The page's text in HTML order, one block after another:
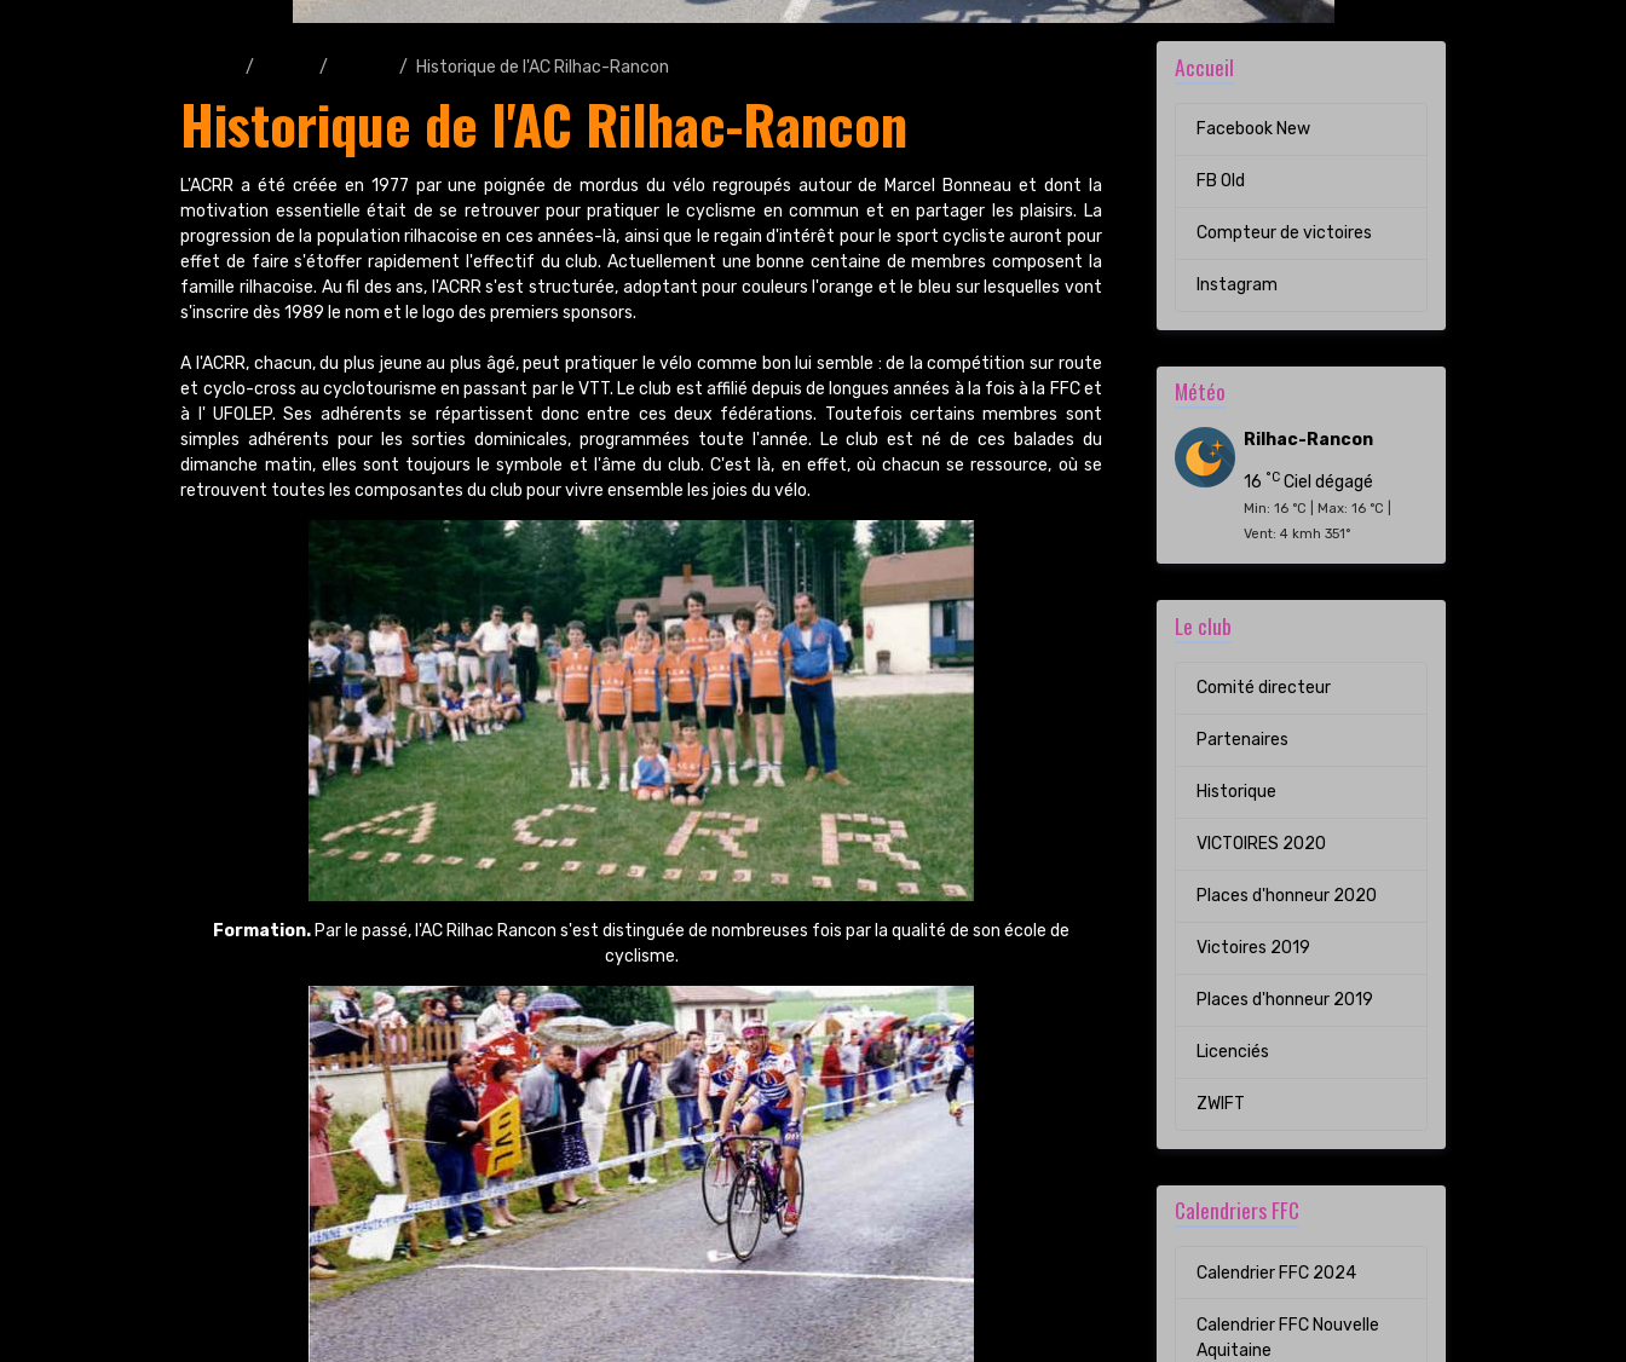
Historique de l'AC Rilhac-Rancon
Historique de l'AC Rilhac-Rancon
L'ACRR a été créée en 1977 par une poignée de mordus du vélo regroupés autour de Marcel Bonneau et dont la
motivation essentielle était de se retrouver pour pratiquer le cyclisme en commun et en partager les plaisirs. La
progression de la population rilhacoise en ces années-là, ainsi que le regain d'intérêt pour le sport cycliste auront pour
effet de faire s'étoffer rapidement l'effectif du club. Actuellement une bonne centaine de membres composent la
famille rilhacoise. Au fil des ans, l'ACRR s'est structurée, adoptant pour couleurs l'orange et le bleu sur lesquelles vont
s'inscrire dès 1989 le nom et le logo des premiers sponsors.
A l'ACRR, chacun, du plus jeune au plus âgé, peut pratiquer le vélo comme bon lui semble : de la compétition sur route
et cyclo-cross au cyclotourisme en passant par le VTT. Le club est affilié depuis de longues années à la fois à la FFC et
à l' UFOLEP. Ses adhérents se répartissent donc entre ces deux fédérations. Toutefois certains membres sont
simples adhérents pour les sorties dominicales, programmées toute l'année. Le club est né de ces balades du
dimanche matin, elles sont toujours le symbole et l'âme du club. C'est là, en effet, où chacun se ressource, où se
retrouvent toutes les composantes du club pour vivre ensemble les joies du vélo.
Formation. Par le passé, l'AC Rilhac Rancon s'est distinguée de nombreuses fois par la qualité de son école de
cyclisme.
Accueil
Facebook New
FB Old
Compteur de victoires
Instagram
Météo
Rilhac-Rancon
16 °CCiel dégagé
Min: 16 °C | Max: 16 °C |
Vent: 4 kmh 351°
Le club
Comité directeur
Partenaires
Historique
VICTOIRES 2020
Places d'honneur 2020
Victoires 2019
Places d'honneur 2019
Licenciés
ZWIFT
Calendriers FFC
Calendrier FFC 2024
Calendrier FFC Nouvelle
Aquitaine